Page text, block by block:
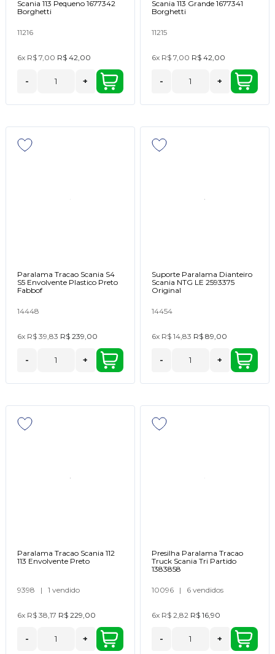
Scania 113 Pequeno 1677342
Borghetti
11216
6x R$ 7,00 R$ 42,00
- +
Scania 113 Grande 1677341
Borghetti
11215
6x R$ 7,00 R$ 42,00
- +
Paralama Tracao Scania S4
S5 Envolvente Plastico Preto
Fabbof
14448
6x R$ 39,83 R$ 239,00
- +
Suporte Paralama Dianteiro
Scania NTG LE 2593375
Original
14454
6x R$ 14,83 R$ 89,00
- +
Paralama Tracao Scania 112
113 Envolvente Preto
9398 | 1 vendido
6x R$ 38,17 R$ 229,00
- +
Presilha Paralama Tracao
Truck Scania Tri Partido
1383858
10096 | 6 vendidos
6x R$ 2,82 R$ 16,90
- +